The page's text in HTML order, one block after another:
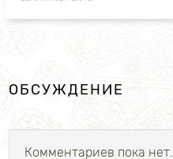
ОБСУЖДЕНИЕ
Комментариев пока нет.